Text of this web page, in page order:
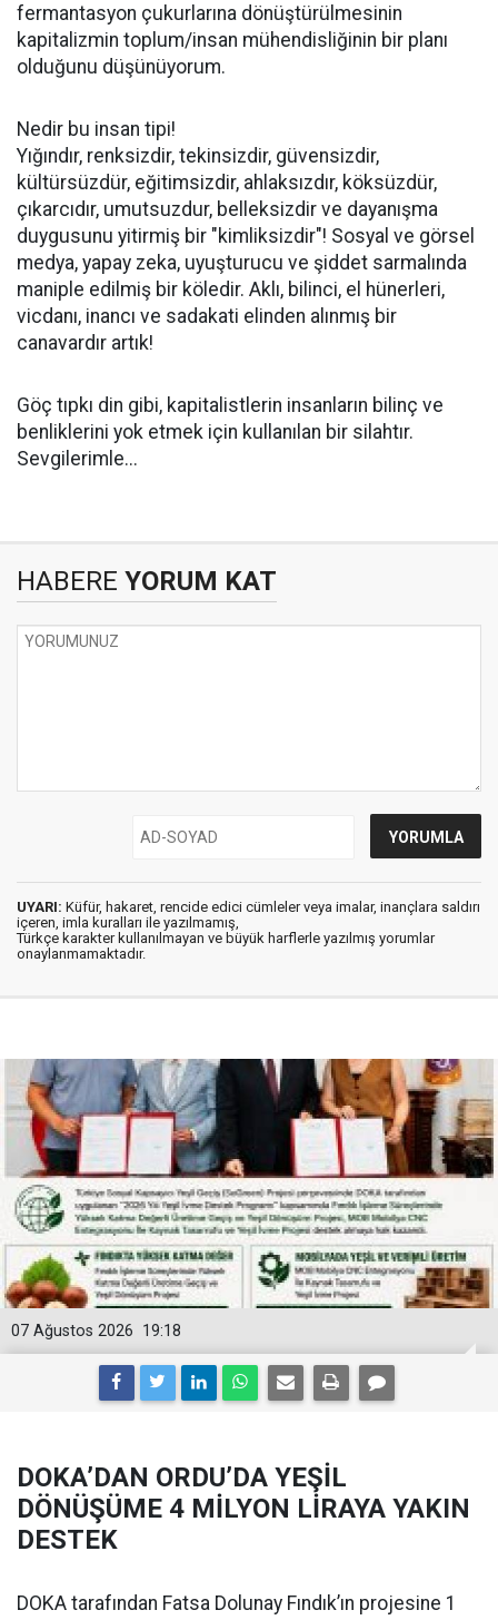
fermantasyon çukurlarına dönüştürülmesinin
kapitalizmin toplum/insan mühendisliğinin bir planı
olduğunu düşünüyorum.
Nedir bu insan tipi!
Yığındır, renksizdir, tekinsizdir, güvensizdir,
kültürsüzdür, eğitimsizdir, ahlaksızdır, köksüzdür,
çıkarcıdır, umutsuzdur, belleksizdir ve dayanışma
duygusunu yitirmiş bir "kimliksizdir"! Sosyal ve görsel
medya, yapay zeka, uyuşturucu ve şiddet sarmalında
maniple edilmiş bir köledir. Aklı, bilinci, el hünerleri,
vicdanı, inancı ve sadakati elinden alınmış bir
canavardır artık!
Göç tıpkı din gibi, kapitalistlerin insanların bilinç ve
benliklerini yok etmek için kullanılan bir silahtır.
Sevgilerimle...
HABERE YORUM KAT
UYARI: Küfür, hakaret, rencide edici cümleler veya imalar, inançlara saldırı
içeren, imla kuralları ile yazılmamış,
Türkçe karakter kullanılmayan ve büyük harflerle yazılmış yorumlar
onaylanmamaktadır.
19:18
07 Ağustos 2026
DOKA’DAN ORDU’DA YEŞİL
DÖNÜŞÜME 4 MİLYON LİRAYA YAKIN
DESTEK
DOKA tarafından Fatsa Dolunay Fındık’ın projesine 1